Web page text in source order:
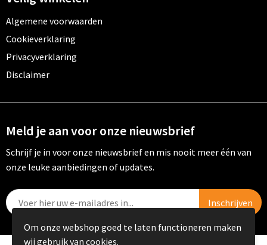
Algemene voorwaarden
Cookieverklaring
Privacyverklaring
Disclaimer
Meld je aan voor onze nieuwsbrief
Schrijf je in voor onze nieuwsbrief en mis nooit meer één van
onze leuke aanbiedingen of updates.
Om onze webshop goed te laten functioneren maken
wij gebruik van cookies.